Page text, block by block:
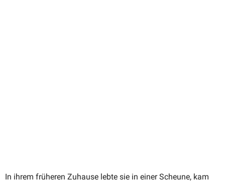
In ihrem früheren Zuhause lebte sie in einer Scheune, kam